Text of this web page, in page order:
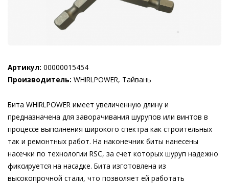
Артикул: 00000015454
Производитель: WHIRLPOWER, Тайвань
Бита WHIRLPOWER имеет увеличенную длину и
предназначена для заворачивания шурупов или винтов в
процессе выполнения широкого спектра как строительных
так и ремонтных работ. На наконечник биты нанесены
насечки по технологии RSC, за счет которых шуруп надежно
фиксируется на насадке. Бита изготовлена из
высокопрочной стали, что позволяет ей работать